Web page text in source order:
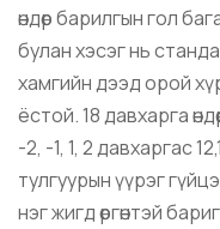
өндөр барилгын гол
булан хэсэг нь
хамгийн дээд орой
ёстой.18давхарга
-2, -1, 1, 2 давхаргас
тулгуурын үүрэг
нэг жигд өргөнтэй